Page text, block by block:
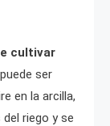
cultivar
ser
en la arcilla,
riego y se